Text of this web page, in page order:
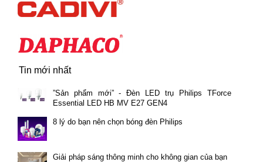
Tin mới nhất
”Sản phẩm mới” - Đèn LED trụ Philips TForce
Essential LED HB MV E27 GEN4
8 lý do bạn nên chọn bóng đèn Philips
Giải pháp sáng thông minh cho không gian của bạn